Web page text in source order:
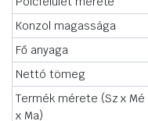
Konzol magassága
Fő anyaga
Nettó tömeg
Termék mérete (Sz x Mé
x Ma)